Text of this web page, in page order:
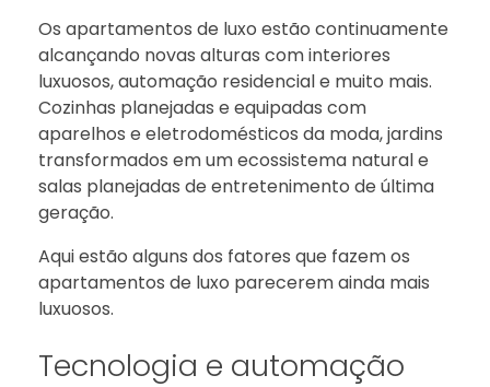
Os apartamentos de luxo estão continuamente
alcançando novas alturas com interiores
luxuosos, automação residencial e muito mais.
Cozinhas planejadas e equipadas com
aparelhos e eletrodomésticos da moda, jardins
transformados em um ecossistema natural e
salas planejadas de entretenimento de última
geração.
Aqui estão alguns dos fatores que fazem os
apartamentos de luxo parecerem ainda mais
luxuosos.
Tecnologia e automação